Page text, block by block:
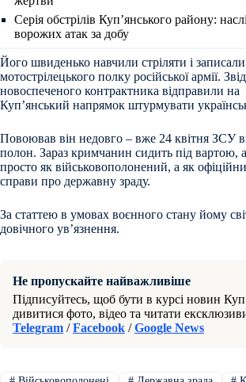
Серія обстрілів Куп’янського району:
ворожих атак за добу
Його швиденько навчили стріляти і
мотострілецького полку російської армії.
новоспеченого контрактника відправили на
Куп’янський напрямок штурмувати
Повоював він недовго – вже 24 квітня ЗСУ
полон. Зараз кримчанин сидить під вартою,
просто як військовополонений, а як
справи про державну зраду.
За статтею в умовах воєнного стану йому
довічного ув’язнення.
Не пропускайте найважливіше
Підписуйтесь, щоб бути в курсі новин
дивитися фото, відео та читати
Telegram /Facebook /Google News